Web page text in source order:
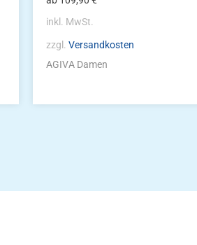
inkl. MwSt.
zzgl.Versandkosten
AGIVA Damen